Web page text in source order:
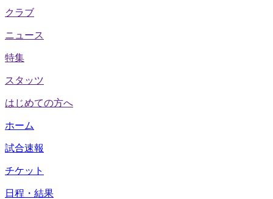
クラブ
ニュース
特集
スタッツ
はじめての方へ
ホーム
試合速報
チケット
日程・結果